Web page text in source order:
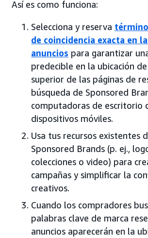
Así es como funciona:
Selecciona y reserva
de coincidencia exacta en
anuncios para garantizar
predecible en la ubicación
superior de las páginas de
búsqueda de Sponsored
computadoras de escritorio
dispositivos móviles.
Usa tus recursos existentes
Sponsored Brands (p. ej.,
colecciones o video) para
campañas y simplificar la
creativos.
Cuando los compradores
palabras clave de marca
anuncios aparecerán en la